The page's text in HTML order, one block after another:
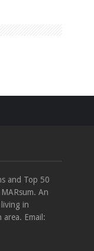
and Top 50
An
in
Email: